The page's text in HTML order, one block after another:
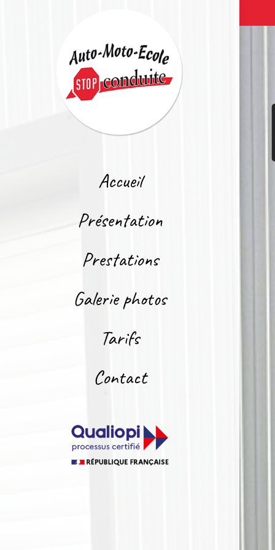
Accueil
Présentation
Prestations
Galerie photos
Tarifs
Contact